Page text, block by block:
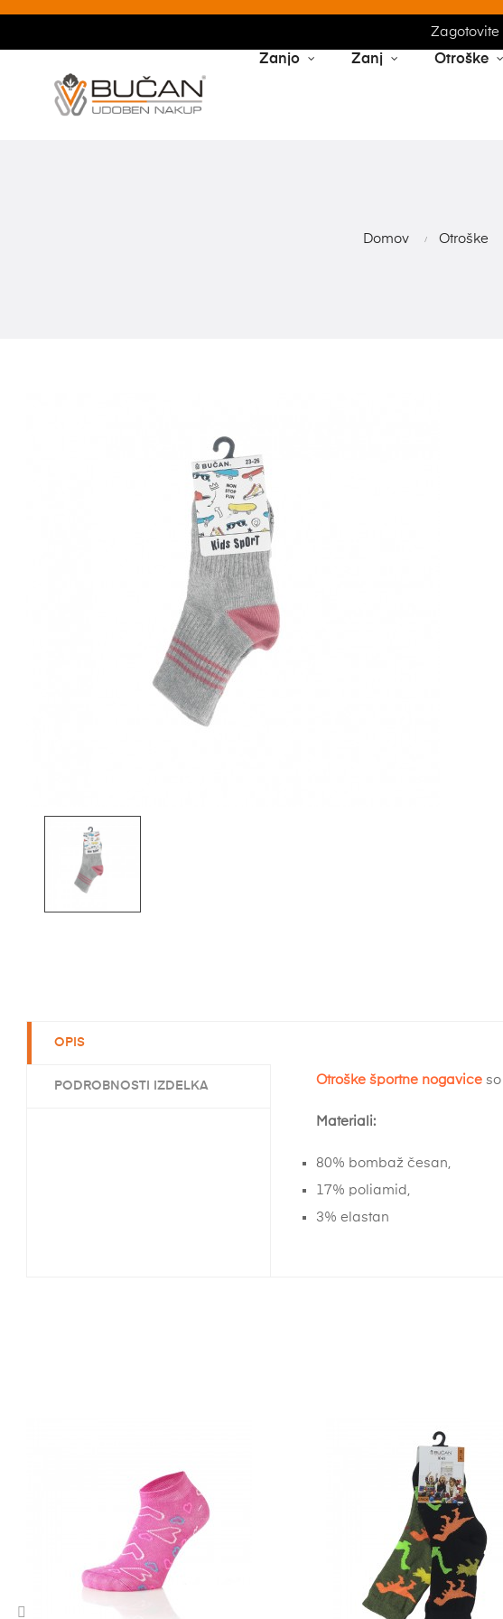
Zanjo Zanj Otroške
Domov Otroške
OPIS
PODROBNOSTI IZDELKA Otroške športne nogavice
Materiali:
80% bombaž česan,
17% poliamid,
3% elastan